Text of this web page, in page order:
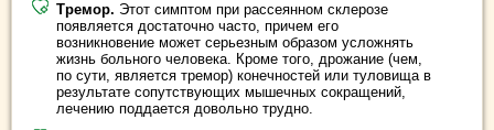
Тремор. Этот симптом при рассеянном склерозе
появляется достаточно часто, причем его
возникновение может серьезным образом усложнять
жизнь больного человека. Кроме того, дрожание (чем,
по сути, является тремор) конечностей или туловища в
результате сопутствующих мышечных сокращений,
лечению поддается довольно трудно.